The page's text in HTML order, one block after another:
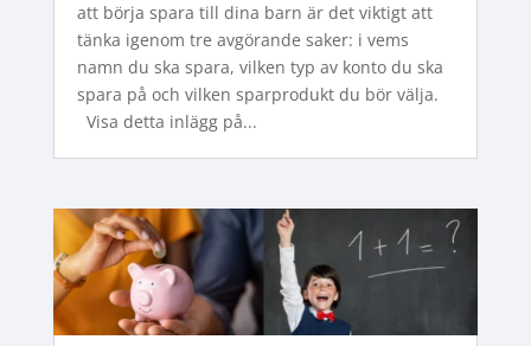
att börja spara till dina barn är det viktigt att
tänka igenom tre avgörande saker: i vems
namn du ska spara, vilken typ av konto du ska
spara på och vilken sparprodukt du bör välja.
Visa detta inlägg på...